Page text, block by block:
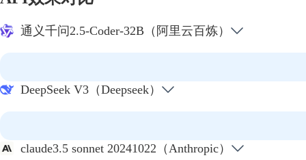
通义千问2.5-Coder-32B（阿里云百炼）
DeepSeek V3（Deepseek）
claude3.5 sonnet 20241022（Anthropic）